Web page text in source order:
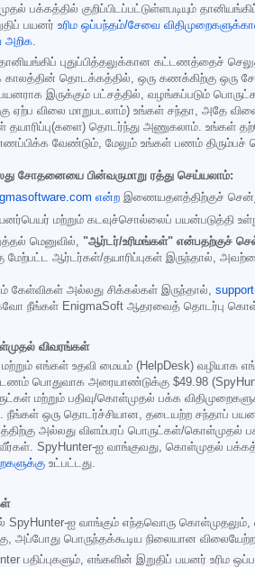
பக்கத்தில் குறிப்பிடப்பட்டுள்ளபடியும்
பயனர் உரிம ஒப்பந்தம்/சேவை
.
புதுப்பித்தலுக்கான கட்டணத்தைச்
தொடக்கத்தில், ஒரு கணக்கிற்கு ஒரு
இருக்கும் பட்சத்தில், வழங்கப்படும்
ஏற்ப விலை மாறுபடலாம்) உங்கள் சந்தா, அதே
தயாரிப்பு(களை) தொடர்ந்து அணுகலாம். உங்கள்
வேண்டும், மேலும் உங்கள் பணம் திரும்பச்
சோதனையை பின்வருமாறு ரத்து செய்யலாம்:
என்ற இணையதளத்திற்குச்
மற்றும் கடவுச்சொல்லைப் பயன்படுத்தி
மெனுவில், "ஆர்டர்/உரிமங்கள்" என்பதற்குச்
மேற்பட்ட ஆர்டர்கள்/தயாரிப்புகள் இருந்தால்,
கேள்விகள் அல்லது சிக்கல்கள் இருந்தால்,
நீங்கள் EnigmaSoft ஆதரவைத் தொடர்பு
விவரங்கள்
எங்கள் உதவி மையம் (HelpDesk) வழியாக
பொதுவாக அரையாண்டுக்கு $49.98
மற்றும் பதிவு/கொள்முதல் பக்க
ஒரு தொடர்ச்சியான, தடையற்ற சந்தாப்
அல்லது விளம்பரப் பொருட்கள்/கொள்முதல்
SpyHunter-ஐ வாங்குவது, கொள்முதல்
உட்பட்டது.
SpyHunter-ஐ வாங்கும் எந்தவொரு கொள்முதலும்,
அப்போது பொருந்தக்கூடிய நிலையான விலையேற்றம்
பதிப்புகளும், எங்களின் இறுதிப் பயனர் உரிம